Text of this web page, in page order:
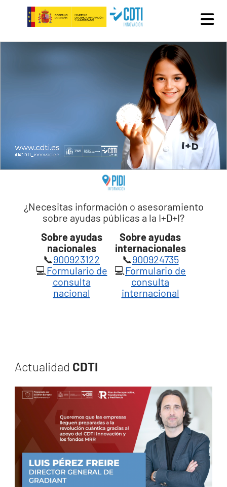
Pasar al contenido principal
¿Necesitas información o asesoramiento
sobre ayudas públicas a la I+D+I?
Sobre ayudas
nacionales
Sobre ayudas
internacionales
📞900923122 📞900924735
💻Formulario de
consulta
nacional
💻Formulario de
consulta
internacional
Actualidad CDTI